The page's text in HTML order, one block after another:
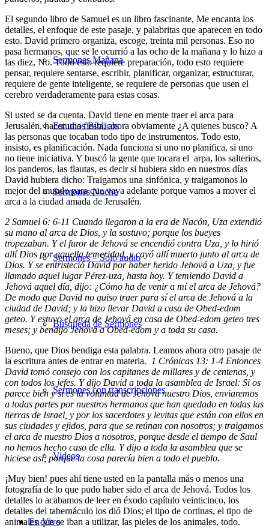
Sermones Mañana
Estudios Bíblicos
Sermones Noche
Sermones – Solo audio
Búsqueda de Sermones
Sermones con transcripciones
Videos
En Vivo
El segundo libro de Samuel es un libro fascinante, Me encanta los
detalles, el enfoque de este pasaje, y palabritas que aparecen en todo
esto. David primero organiza, escoge, treinta mil personas. Eso no
pasa hermanos, que se le ocurrió a las ocho de la mañana y lo hizo a
las diez, No. Todo esto requiere preparación, todo esto requiere
pensar, requiere sentarse, escribir, planificar, organizar, estructurar,
requiere de gente inteligente, se requiere de personas que usen el
cerebro verdaderamente para estas cosas.
Si usted se da cuenta, David tiene en mente traer el arca para
Jerusalén, hacer una fiesta, ahora obviamente ¿A quienes busco? A
las personas que tocaban todo tipo de instrumentos. Todo esto,
insisto, es planificación. Nada funciona si uno no planifica, si uno
no tiene iniciativa. Y buscó la gente que tocara el arpa, los salterios,
los panderos, las flautas, es decir si hubiera sido en nuestros días
David hubiera dicho: Traigamos una sinfónica, y traigamonos lo
mejor del mundo para que vaya adelante porque vamos a mover el
arca a la ciudad amada de Jerusalén.
2 Samuel 6: 6-11 Cuando llegaron a la era de Nacón, Uza extendió
su mano al arca de Dios, y la sostuvo; porque los bueyes
tropezaban. Y el furor de Jehová se encendió contra Uza, y lo hirió
allí Dios por aquella temeridad, y cayó allí muerto junto al arca de
Dios. Y se entristeció David por haber herido Jehová a Uza, y fue
llamado aquel lugar Pérez-uza, hasta hoy. Y temiendo David a
Jehová aquel día, dijo: ¿Cómo ha de venir a mí el arca de Jehová?
De modo que David no quiso traer para sí el arca de Jehová a la
ciudad de David; y la hizo llevar David a casa de Obed-edom
geteo. Y estuvo el arca de Jehová en casa de Obed-edom geteo tres
meses; y bendijo Jehová a Obed-edom y a toda su casa.
Bueno, que Dios bendiga esta palabra. Leamos ahora otro pasaje de
la escritura antes de entrar en materia.
1 Crónicas 13: 1-4 Entonces
David tomó consejo con los capitanes de millares y de centenas, y
con todos los jefes. Y dijo David a toda la asamblea de Israel: Si os
parece bien y si es la voluntad de Jehová nuestro Dios, enviaremos
a todas partes por nuestros hermanos que han quedado en todas las
tierras de Israel, y por los sacerdotes y levitas que están con ellos en
sus ciudades y ejidos, para que se reúnan con nosotros; y traigamos
el arca de nuestro Dios a nosotros, porque desde el tiempo de Saul
no hemos hecho caso de ella. Y dijo a toda la asamblea que se
hiciese así, porque la cosa parecía bien a todo el pueblo.
¡Muy bien! pues ahí tiene usted en la pantalla más o menos una
fotografía de lo que pudo haber sido el arca de Jehová. Todos los
detalles lo acabamos de leer en éxodo capítulo veinticinco, los
detalles del tabernáculo los dió Dios; el tipo de cortinas, el tipo de
animales que se iban a utilizar, las pieles de los animales, todo.